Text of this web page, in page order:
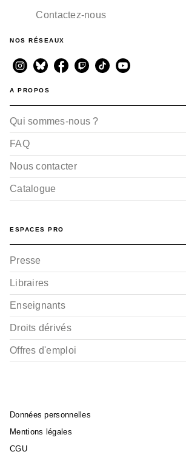
Contactez-nous
NOS RÉSEAUX
A PROPOS
Qui sommes-nous ?
FAQ
Nous contacter
Catalogue
ESPACES PRO
Presse
Libraires
Enseignants
Droits dérivés
Offres d'emploi
Données personnelles
Mentions légales
CGU